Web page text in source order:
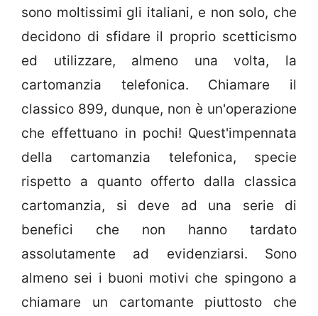
sono moltissimi gli italiani, e non solo, che
decidono di sfidare il proprio scetticismo
ed utilizzare, almeno una volta, la
cartomanzia telefonica. Chiamare il
classico 899, dunque, non è un'operazione
che effettuano in pochi! Quest'impennata
della cartomanzia telefonica, specie
rispetto a quanto offerto dalla classica
cartomanzia, si deve ad una serie di
benefici che non hanno tardato
assolutamente ad evidenziarsi. Sono
almeno sei i buoni motivi che spingono a
chiamare un cartomante piuttosto che